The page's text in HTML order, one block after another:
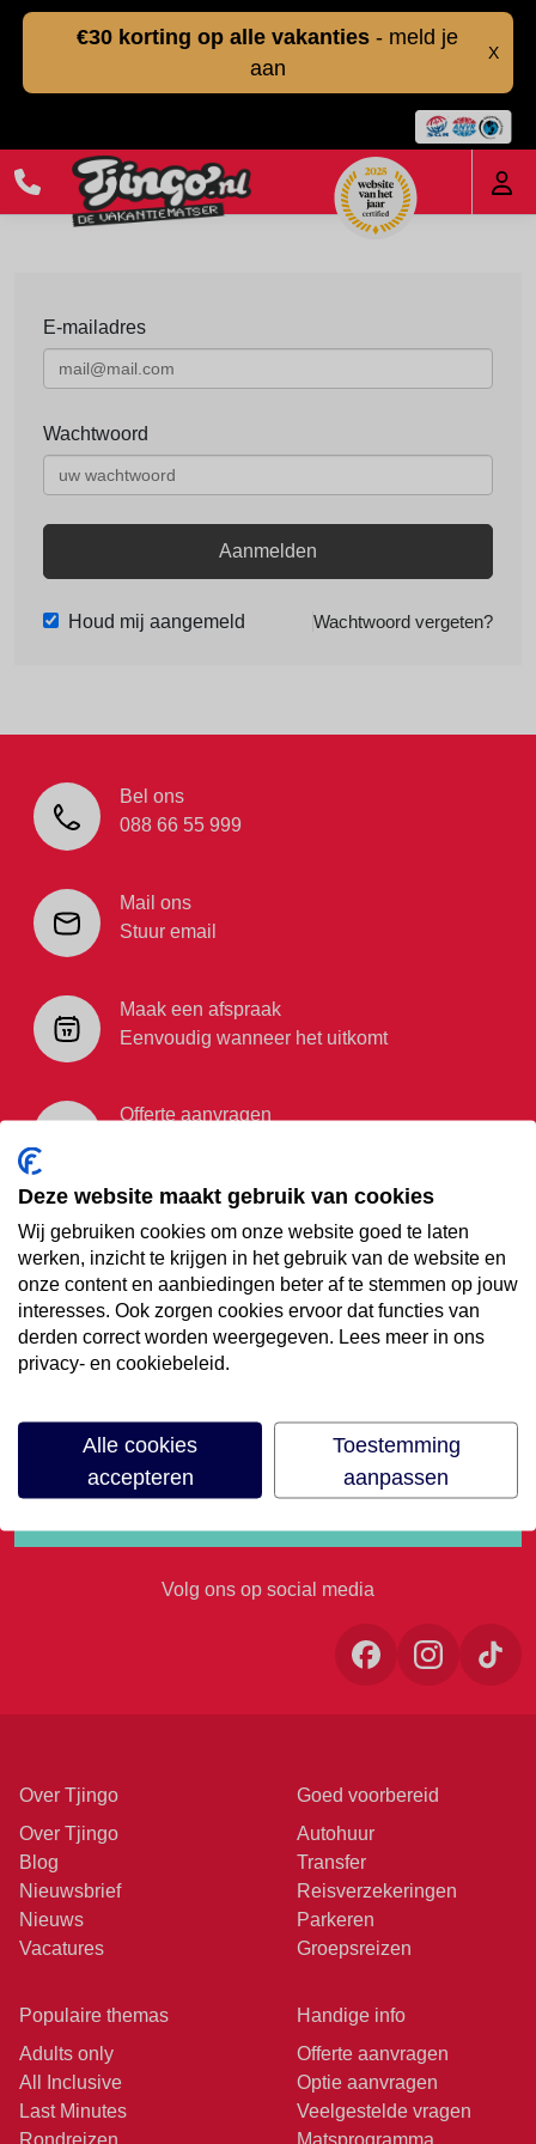
€30 korting op alle vakanties - meld je
aan
X
E-mailadres
Wachtwoord
Aanmelden
Houd mij aangemeld Wachtwoord vergeten?
Bel ons
088 66 55 999
Mail ons
Stuur email
Maak een afspraak
Eenvoudig wanneer het uitkomt
Offerte aanvragen
€35,- korting op je
volgende vakantie
Meld je aan voor onze nieuwsbrief
Volg ons op social media
Over Tjingo
Over Tjingo
Blog
Nieuwsbrief
Nieuws
Vacatures
Goed voorbereid
Autohuur
Transfer
Reisverzekeringen
Parkeren
Groepsreizen
Populaire themas
Adults only
All Inclusive
Last Minutes
Rondreizen
Handige info
Offerte aanvragen
Optie aanvragen
Veelgestelde vragen
Matsprogramma
Deze website maakt gebruik van cookies
Wij gebruiken cookies om onze website goed te laten
werken, inzicht te krijgen in het gebruik van de website en
onze content en aanbiedingen beter af te stemmen op jouw
interesses. Ook zorgen cookies ervoor dat functies van
derden correct worden weergegeven. Lees meer in ons
privacy- en cookiebeleid.
Alle cookies
accepteren
Toestemming
aanpassen